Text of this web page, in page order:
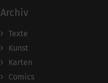
Archiv
Texte
Kunst
Karten
Comics